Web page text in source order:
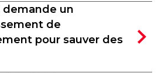
demande un
de
pour sauver des